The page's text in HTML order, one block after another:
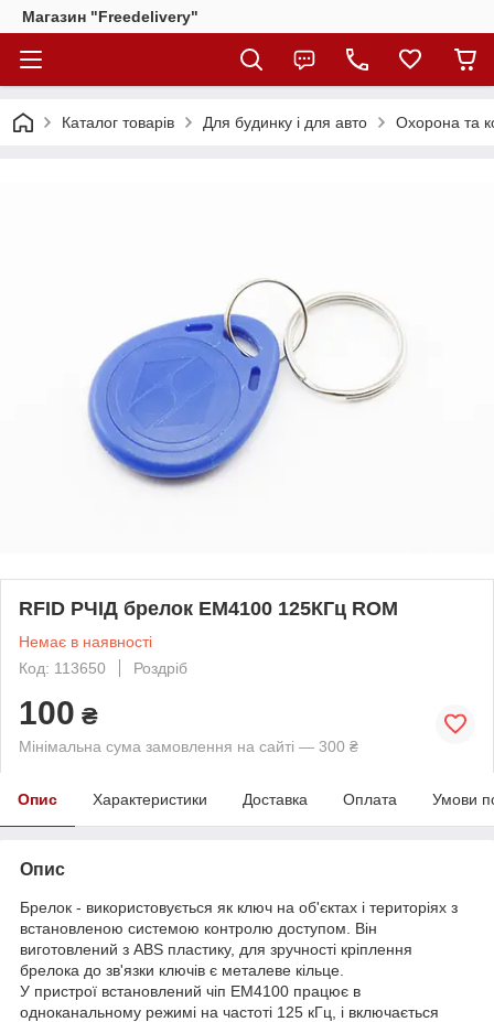
Магазин "Freedelivery"
Каталог товарів Для будинку і для авто Охорона та
RFID РЧІД брелок EM4100 125КГц ROM
Немає в наявності
Код: 113650
Роздріб
100 ₴
Мінімальна сума замовлення на сайті — 300 ₴
Опис Характеристики Доставка Оплата Умови
Опис
Брелок - використовується як ключ на об'єктах і територіях з
встановленою системою контролю доступом. Він
виготовлений з ABS пластику, для зручності кріплення
брелока до зв'язки ключів є металеве кільце.
У пристрої встановлений чіп EM4100 працює в
одноканальному режимі на частоті 125 кГц, і включається